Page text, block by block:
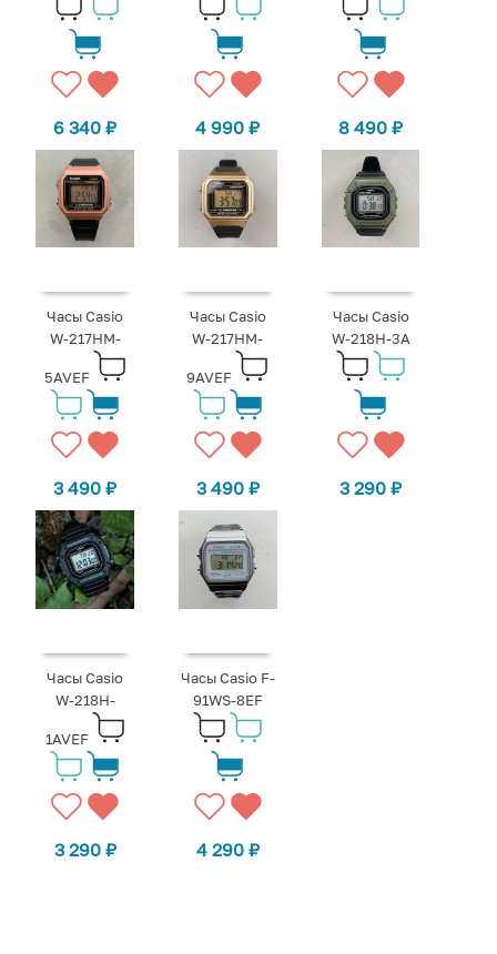
6 340₽ 4 990₽ 8 490₽
Часы Casio
W-217HM-
5AVEF
3 490₽
Часы Casio
W-217HM-
9AVEF
3 490 ₽
Часы Casio
W-218H-3A
3 290₽
Часы Casio
W-218H-
1AVEF
3 290 ₽
Часы Casio F-
91WS-8EF
4 290 ₽